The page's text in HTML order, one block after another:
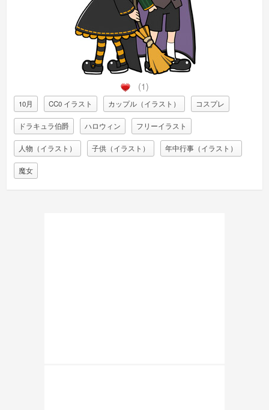
(1)
10月 CC0 イラスト カップル（イラスト） コスプレ
ドラキュラ伯爵 ハロウィン フリーイラスト
人物（イラスト） 子供（イラスト） 年中行事（イラスト）
魔女